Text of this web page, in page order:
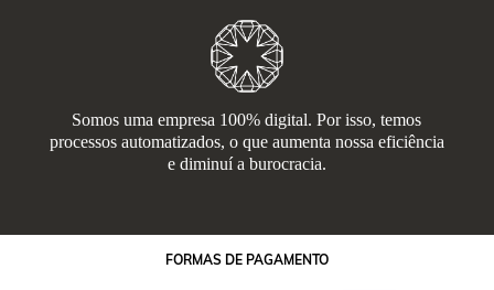
Somos uma empresa 100% digital. Por isso, temos
processos automatizados, o que aumenta nossa eficiência
e diminuí a burocracia.
FORMAS DE PAGAMENTO